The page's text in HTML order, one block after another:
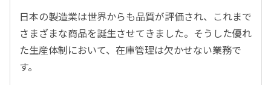
日本の製造業は世界からも品質が評価され、これまで
さまざまな商品を誕生させてきました。そうした優れ
た生産体制において、在庫管理は欠かせない業務で
す。